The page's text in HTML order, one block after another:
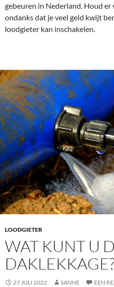
gebeuren in Nederland. Houd er
ondanks dat je veel geld kwijt
loodgieter kan inschakelen.
LOODGIETER
WAT KUNT U
27 JULI 2022 SANNE EEN